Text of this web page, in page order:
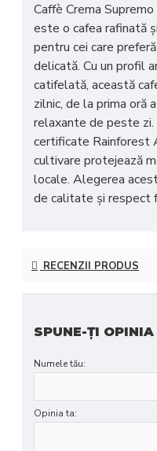
Caffè Crema
este o cafea rafinată
pentru cei care
delicată. Cu un profil
catifelată, această
zilnic, de la prima oră
relaxante de peste
certificate Rainforest
cultivare protejează
locale. Alegerea
de calitate și respect
RECENZII PRODUS
SPUNE-ŢI OPINIA
Numele tău:
Opinia ta: